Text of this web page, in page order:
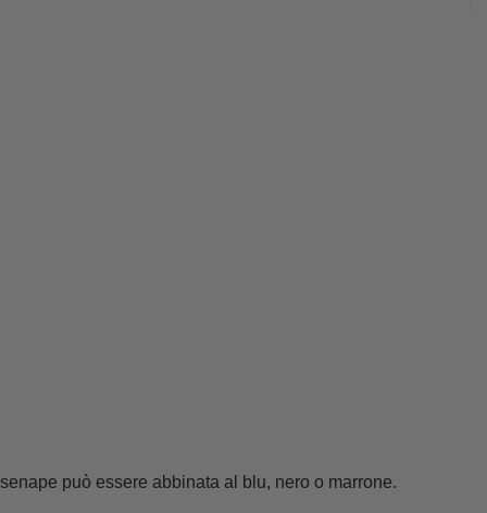
può essere abbinata al blu, nero o marrone.